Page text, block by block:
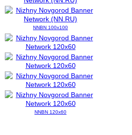
NNBN 100x100
NNBN 120x60